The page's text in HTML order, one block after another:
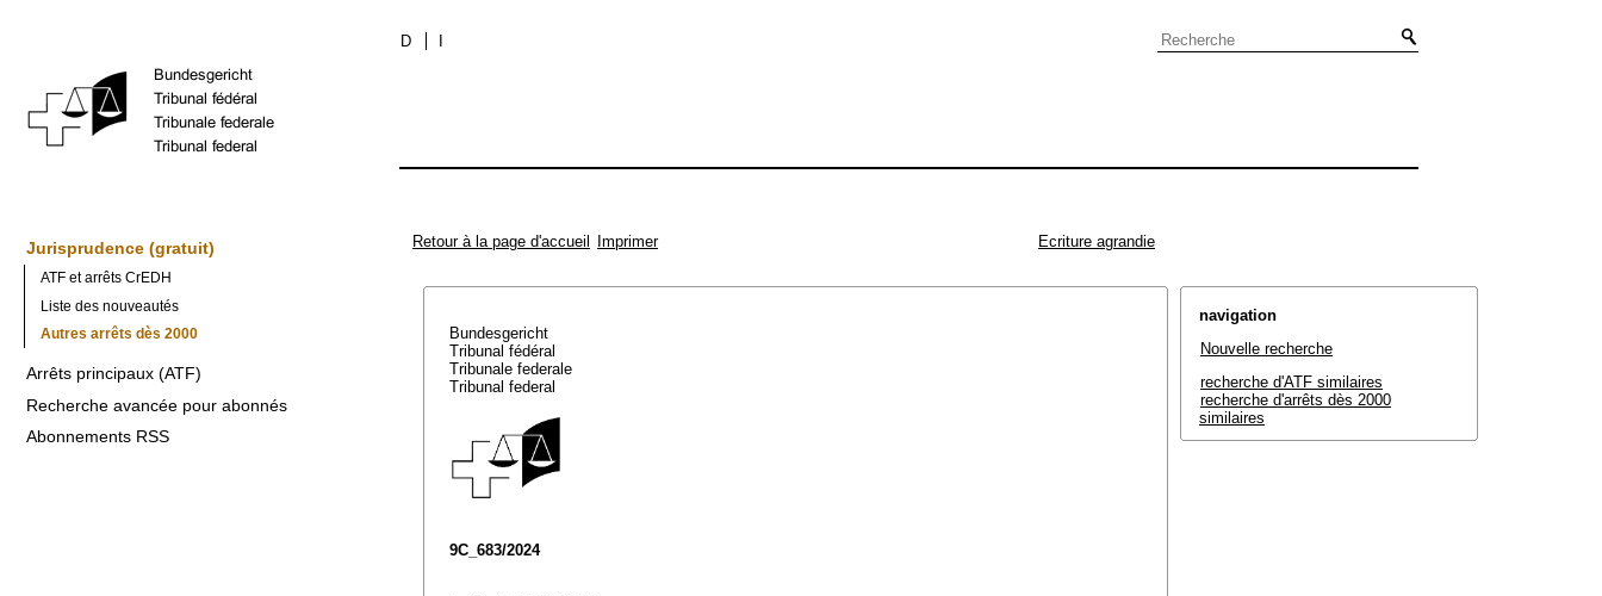
D
Jurisprudence (gratuit)
ATF et arrêts CrEDH
Liste des nouveautés
Autres arrêts dès 2000
Arrêts principaux (ATF)
Recherche avancée pour abonnés
Abonnements RSS
Retour à la page d'accueil Imprimer Ecriture agrandie
Bundesgericht
Tribunal fédéral
Tribunale federale
Tribunal federal
9C_683/2024
navigation
Nouvelle recherche
recherche d'ATF similaires
recherche d'arrêts dès 2000
similaires